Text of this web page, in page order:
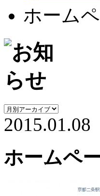
ホーム
2015.01.08
ホームペ